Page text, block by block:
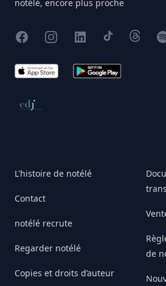
notélé, encore plus proche
FacebookInstagram
X TikTokThreads
App Store Google Play
Conseil de déontologie
L'histoire de notélé
Contact
notélé recrute
Regarder notélé
Copies et droits d’auteur
de